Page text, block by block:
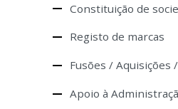
Constituição de
Registo de marcas
Fusões / Aquisições
Apoio à